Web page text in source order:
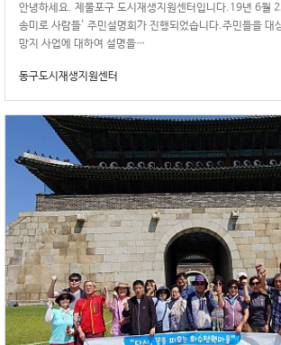
안녕하세요. 제물포구 도시재생지원센터입니다.19년 6월
송미로 사람들' 주민설명회가 진행되었습니다.주민들을 대
망지 사업에 대하여 설명을…
동구도시재생지원센터